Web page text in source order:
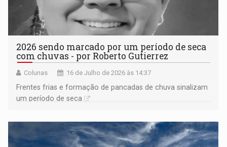
2026 sendo marcado por um período de seca
com chuvas - por Roberto Gutierrez
Colunas 16 de Julho de 2026 às 14:37
Frentes frias e formação de pancadas de chuva sinalizam
um período de seca